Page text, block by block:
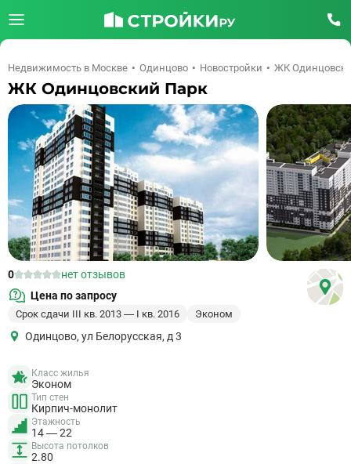
Недвижимость в Москве Одинцово Новостройки ЖК
ЖК Одинцовский Парк
0
нет отзывов
Цена по запросу
Срок сдачи III кв. 2013 — I кв. 2016 Эконом
Одинцово, ул Белорусская, д 3
Класс жилья
Эконом
Тип стен
Кирпич-монолит
Этажность
14 — 22
Высота потолков
2.80